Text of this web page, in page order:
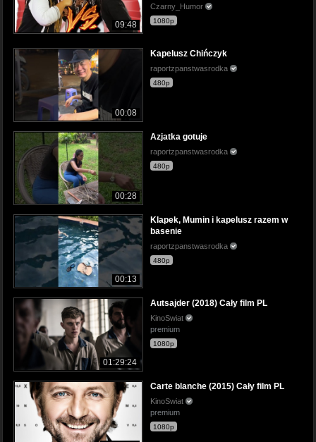
09:48
Czarny_Humor
1080p
00:08
Kapelusz Chińczyk
raportzpanstwasrodka
480p
00:28
Azjatka gotuje
raportzpanstwasrodka
480p
00:13
Klapek, Mumin i kapelusz razem w
basenie
raportzpanstwasrodka
480p
01:29:24
Autsajder (2018) Cały film PL
KinoSwiat
premium
1080p
Carte blanche (2015) Cały film PL
KinoSwiat
premium
1080p